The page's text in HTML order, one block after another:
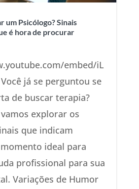
um Psicólogo? Sinais
é hora de procurar
embed/iL
Você já se perguntou se
de buscar terapia?
explorar os
que indicam
ideal para
profissional para sua
Variações de Humor